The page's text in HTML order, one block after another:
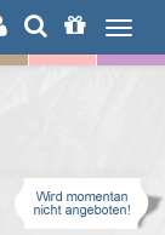
ERLEBNISSUCHE